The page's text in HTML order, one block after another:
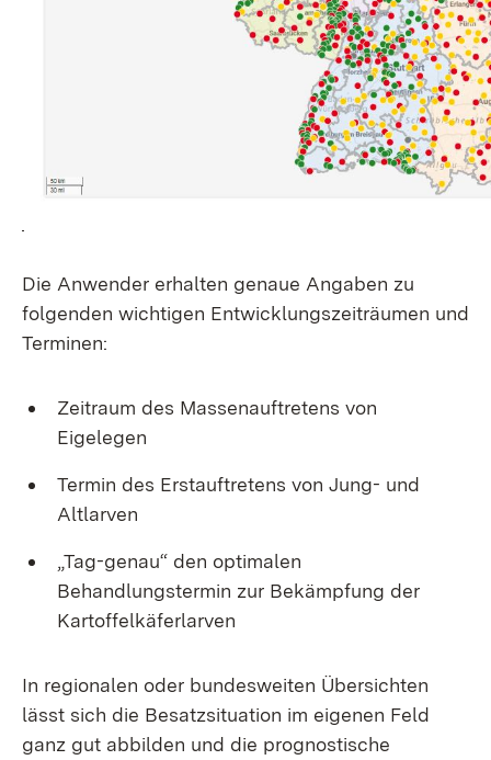
Die Anwender erhalten genaue Angaben zu
folgenden wichtigen Entwicklungszeiträumen und
Terminen:
Zeitraum des Massenauftretens von
Eigelegen
Termin des Erstauftretens von Jung- und
Altlarven
„Tag-genau“ den optimalen
Behandlungstermin zur Bekämpfung der
Kartoffelkäferlarven
In regionalen oder bundesweiten Übersichten
lässt sich die Besatzsituation im eigenen Feld
ganz gut abbilden und die prognostische